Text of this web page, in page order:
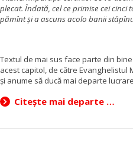
plecat. Îndată, cel ce primise cei cinci
pămînt şi a ascuns acolo banii
Textul de mai sus face parte din
acest capitol, de către Evanghelistul
și anume să ducă mai departe
Citește mai departe …